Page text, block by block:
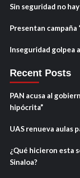
Sin seguridad no
Presentan campaña
Inseguridad golpea
Recent Posts
PAN acusa al
hipócrita”
UAS renueva aulas
¿Qué hicieron esta
Sinaloa?